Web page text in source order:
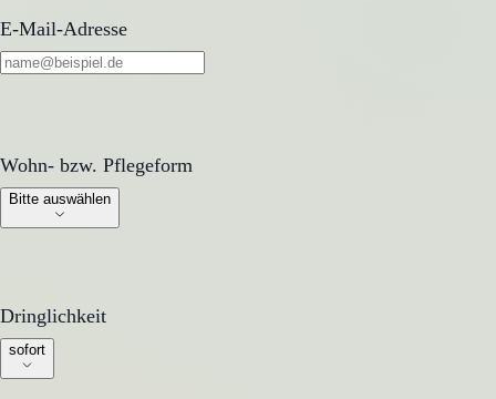
E-Mail-Adresse
Wohn- bzw. Pflegeform
Wohn- bzw. Pflegeform
Bitte auswählen
Dringlichkeit
Dringlichkeit
sofort